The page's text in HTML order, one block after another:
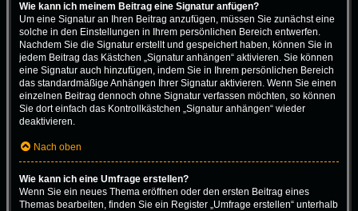
Wie kann ich meinem Beitrag eine Signatur anfügen?
Um eine Signatur an Ihren Beitrag anzufügen, müssen Sie zunächst eine
solche in den Einstellungen in Ihrem persönlichen Bereich entwerfen.
Nachdem Sie die Signatur erstellt und gespeichert haben, können Sie in
jedem Beitrag das Kästchen „Signatur anhängen“ aktivieren. Sie können
eine Signatur auch hinzufügen, indem Sie in Ihrem persönlichen Bereich
das standardmäßige Anhängen Ihrer Signatur aktivieren. Wenn Sie einen
einzelnen Beitrag dennoch ohne Signatur verfassen möchten, so können
Sie dort einfach das Kontrollkästchen „Signatur anhängen“ wieder
deaktivieren.
Nach oben
Wie kann ich eine Umfrage erstellen?
Wenn Sie ein neues Thema eröffnen oder den ersten Beitrag eines
Themas bearbeiten, finden Sie ein Register „Umfrage erstellen“ unterhalb